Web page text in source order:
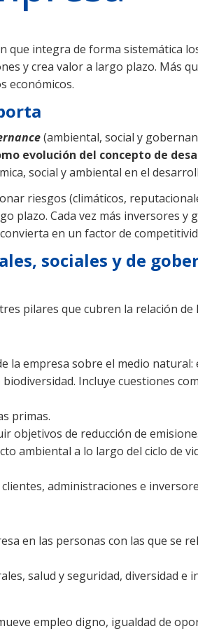
que integra de forma sistemática
y crea valor a largo plazo. Más
económicos.
(ambiental, social y
evolución del concepto de
social y ambiental en el
riesgos (climáticos,
plazo. Cada vez más inversores
en un factor de
sociales y de
pilares que cubren la relación
la empresa sobre el medio
Incluye cuestiones
primas.
objetivos de reducción de
ambiental a lo largo del ciclo de
administraciones e
las que se relaciona: plantilla, clientes,
salud y seguridad, diversidad
empleo digno, igualdad de